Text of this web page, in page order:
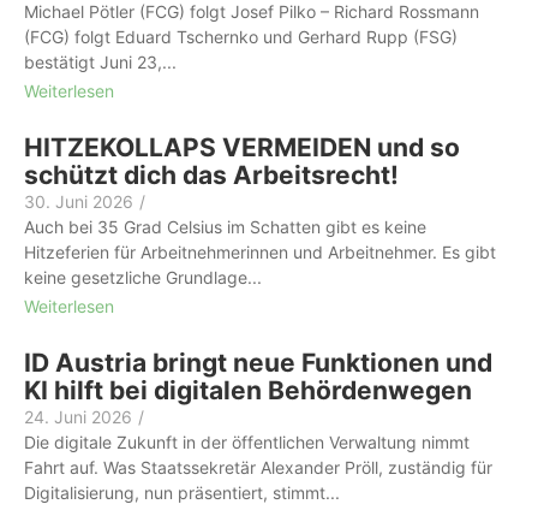
Michael Pötler (FCG) folgt Josef Pilko – Richard Rossmann
(FCG) folgt Eduard Tschernko und Gerhard Rupp (FSG)
bestätigt Juni 23,...
Weiterlesen
HITZEKOLLAPS VERMEIDEN und so
schützt dich das Arbeitsrecht!
30. Juni 2026 /
Auch bei 35 Grad Celsius im Schatten gibt es keine
Hitzeferien für Arbeit­nehmer­innen und Arbeitnehmer. Es gibt
keine gesetzliche Grundlage...
Weiterlesen
ID Austria bringt neue Funktionen und
KI hilft bei digitalen Behördenwegen
24. Juni 2026 /
Die digitale Zukunft in der öffentlichen Verwaltung nimmt
Fahrt auf. Was Staatssekretär Alexander Pröll, zuständig für
Digitalisierung, nun präsentiert, stimmt...